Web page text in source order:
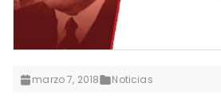
marzo 7, 2018 Noticias